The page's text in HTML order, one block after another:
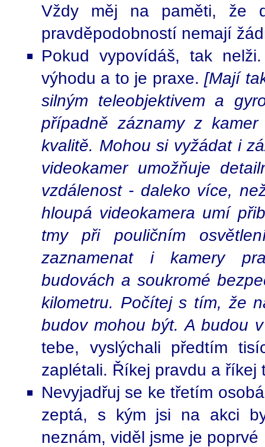
Vždy měj na paměti, že
pravděpodobností nemají
Pokud vypovídáš, tak
výhodu a to je praxe. [Mají
silným teleobjektivem a
případně záznamy z
kvalitě. Mohou si vyžádat i
videokamer umožňuje
vzdálenost - daleko více,
hloupá videokamera umí
tmy při pouličním
zaznamenat i kamery
budovách a soukromé
kilometru. Počítej s tím, že
budov mohou být. A budou
tebe, vyslýchali předtím
zaplétali. Říkej pravdu a říkej
Nevyjadřuj se ke třetím
zeptá, s kým jsi na akci
neznám, viděl jsme je poprvé